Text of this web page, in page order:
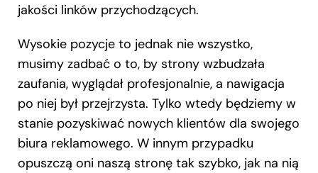
jakości linków przychodzących.
Wysokie pozycje to jednak nie wszystko,
musimy zadbać o to, by strony wzbudzała
zaufania, wyglądał profesjonalnie, a nawigacja
po niej był przejrzysta. Tylko wtedy będziemy w
stanie pozyskiwać nowych klientów dla swojego
biura reklamowego. W innym przypadku
opuszczą oni naszą stronę tak szybko, jak na nią